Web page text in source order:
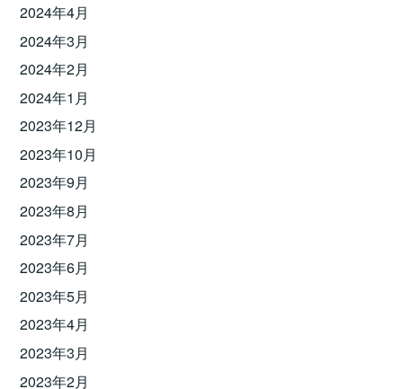
2024年4月
2024年3月
2024年2月
2024年1月
2023年12月
2023年10月
2023年9月
2023年8月
2023年7月
2023年6月
2023年5月
2023年4月
2023年3月
2023年2月